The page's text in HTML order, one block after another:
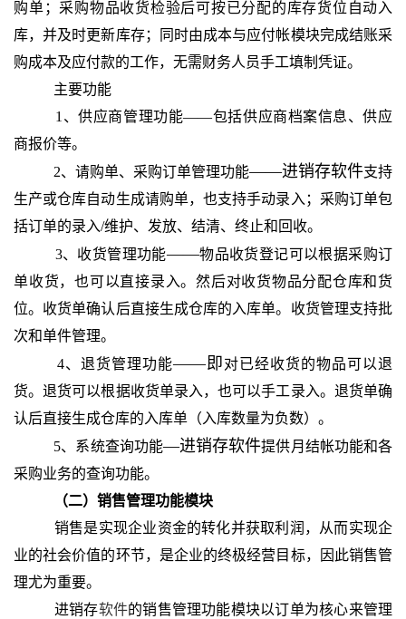
购单；采购物品收货检验后可按已分配的库存货位自动入
库，并及时更新库存；同时由成本与应付帐模块完成结账采
购成本及应付款的工作，无需财务人员手工填制凭证。
主要功能
1、供应商管理功能——包括供应商档案信息、供应
商报价等。
2、请购单、采购订单管理功能——进销存软件支持
生产或仓库自动生成请购单，也支持手动录入；采购订单包
括订单的录入/维护、发放、结清、终止和回收。
3、收货管理功能——物品收货登记可以根据采购订
单收货，也可以直接录入。然后对收货物品分配仓库和货
位。收货单确认后直接生成仓库的入库单。收货管理支持批
次和单件管理。
4、退货管理功能——即对已经收货的物品可以退
货。退货可以根据收货单录入，也可以手工录入。退货单确
认后直接生成仓库的入库单（入库数量为负数）。
5、系统查询功能—进销存软件提供月结帐功能和各
采购业务的查询功能。
（二）销售管理功能模块
销售是实现企业资金的转化并获取利润，从而实现企
业的社会价值的环节，是企业的终极经营目标，因此销售管
理尤为重要。
进销存软件的销售管理功能模块以订单为核心来管理